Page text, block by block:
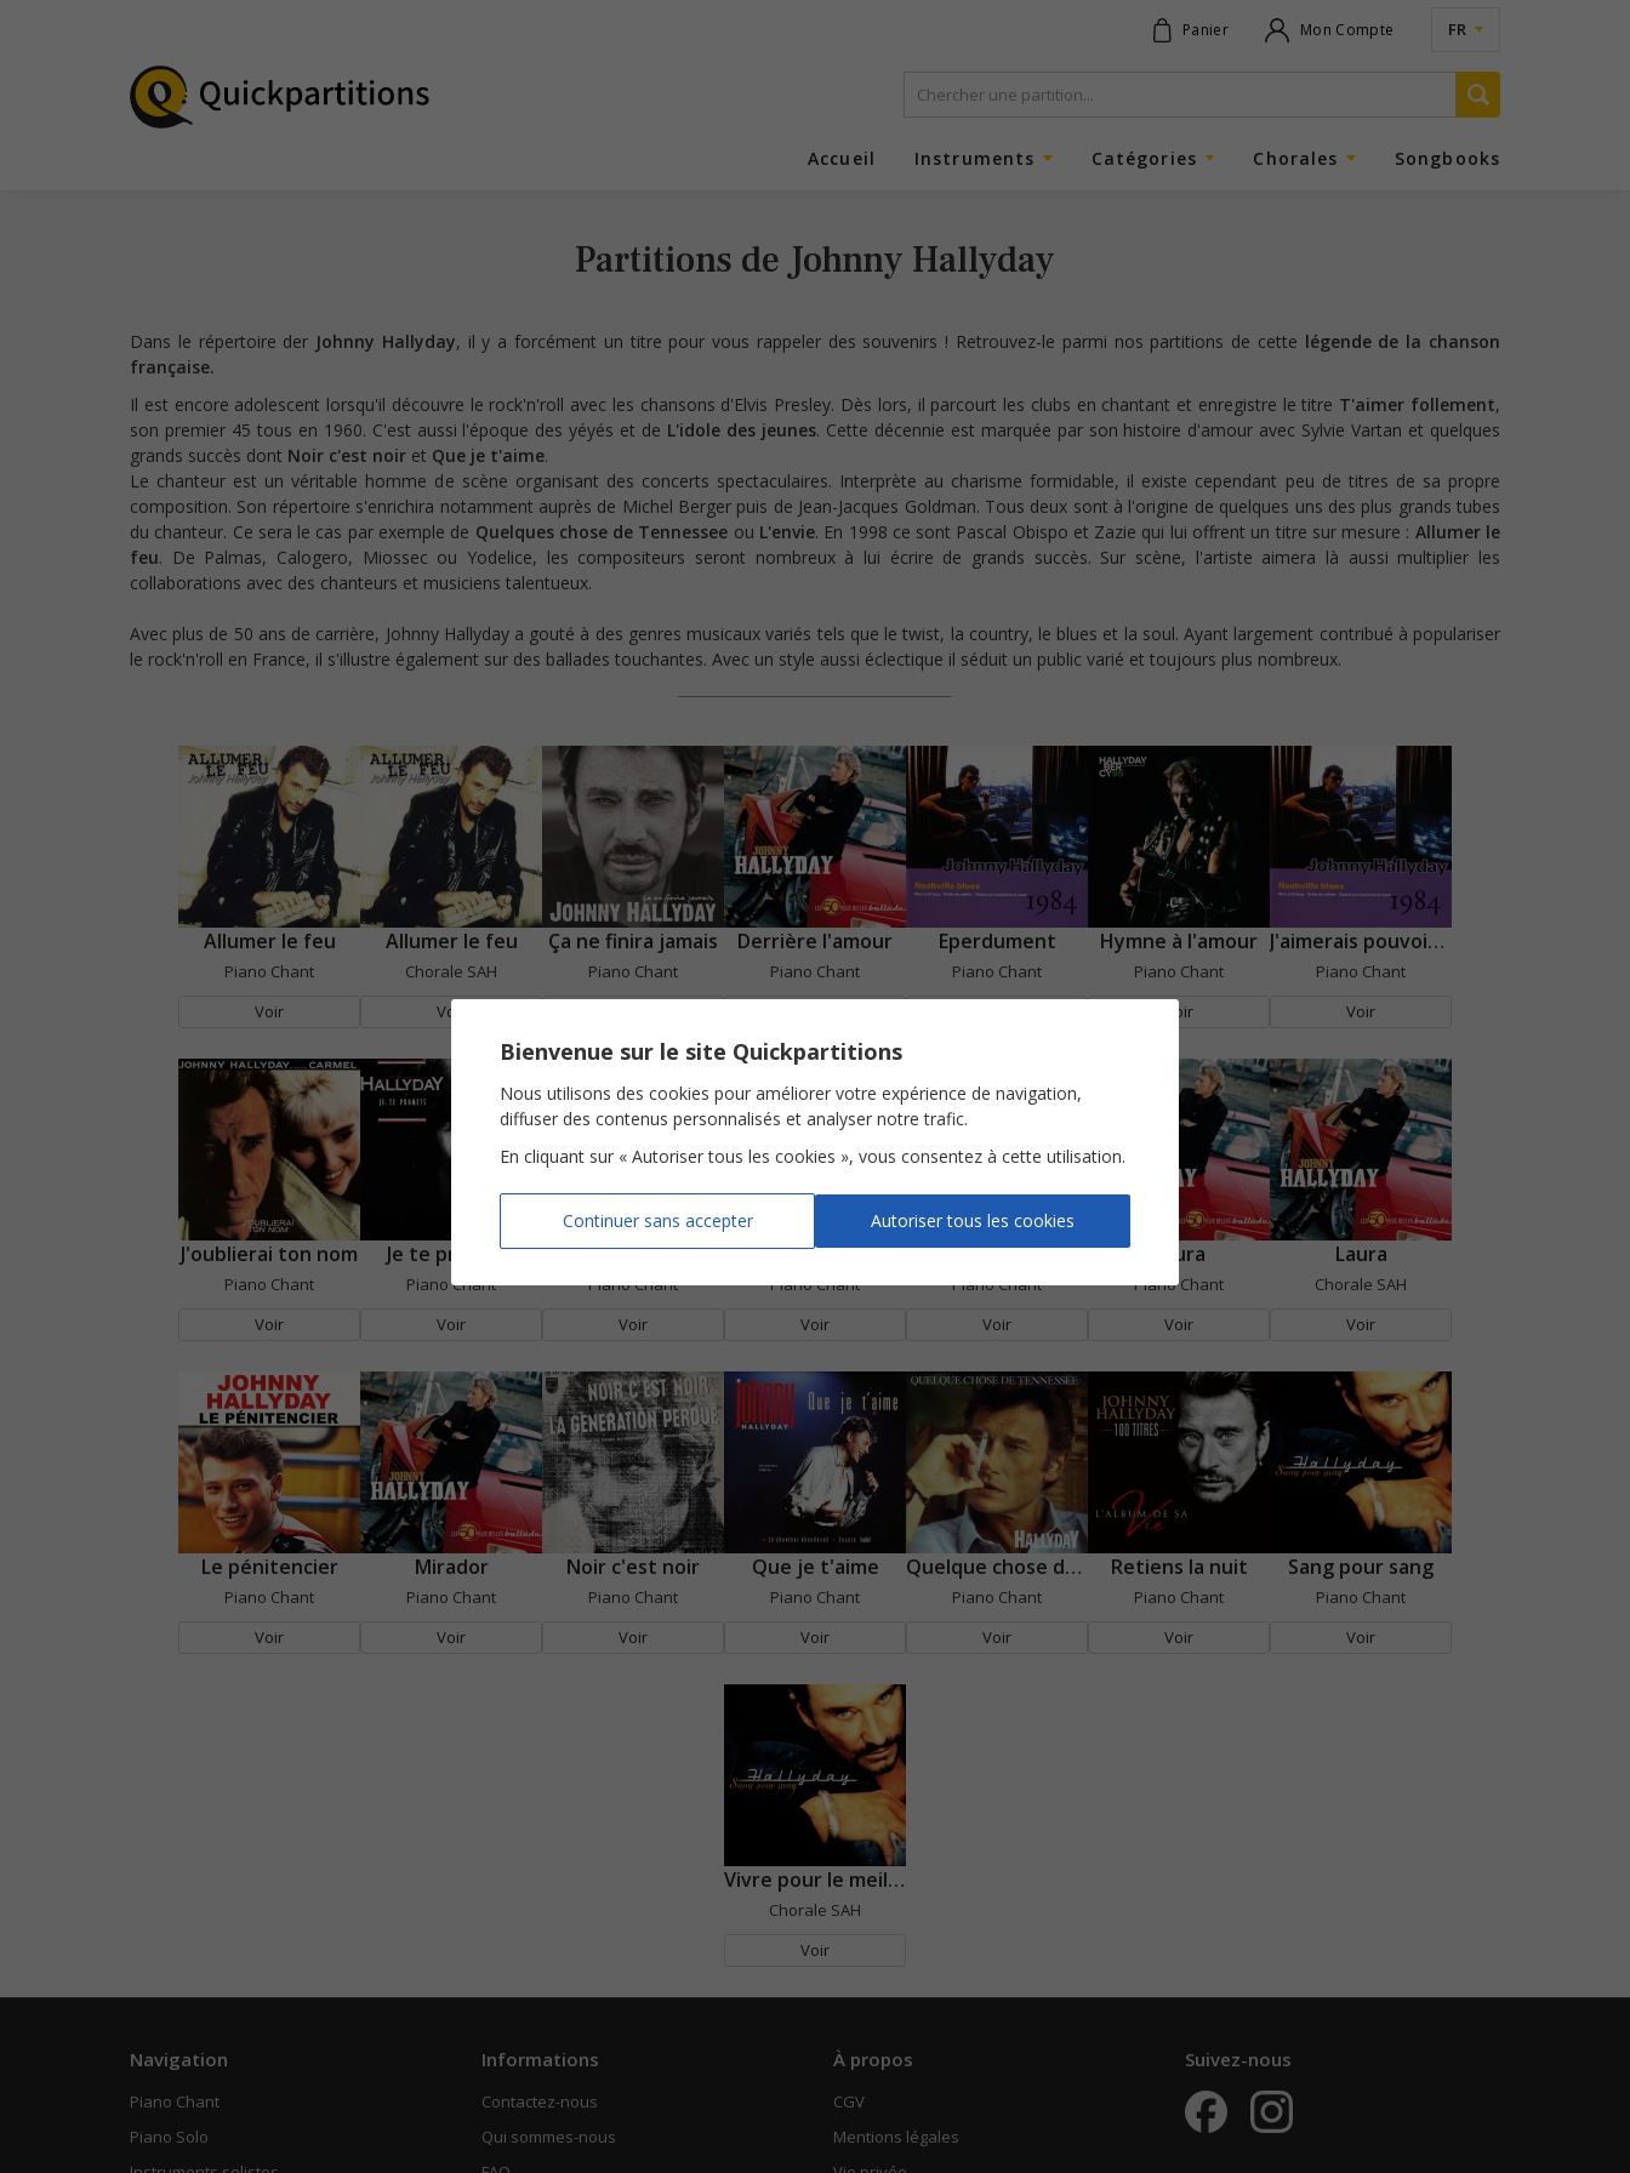
Panier Mon Compte FR
Accueil Instruments Catégories Chorales Songbooks
Partitions de Johnny Hallyday
Dans le répertoire der Johnny Hallyday, il y a forcément un titre pour vous rappeler des souvenirs ! Retrouvez-le parmi nos partitions de cette légende de la chanson
française.
Il est encore adolescent lorsqu'il découvre le rock'n'roll avec les chansons d'Elvis Presley. Dès lors, il parcourt les clubs en chantant et enregistre le titre T'aimer follement,
son premier 45 tous en 1960. C'est aussi l'époque des yéyés et de L'idole des jeunes. Cette décennie est marquée par son histoire d'amour avec Sylvie Vartan et quelques
grands succès dont Noir c'est noir et Que je t'aime.
Le chanteur est un véritable homme de scène organisant des concerts spectaculaires. Interprète au charisme formidable, il existe cependant peu de titres de sa propre
composition. Son répertoire s'enrichira notamment auprès de Michel Berger puis de Jean-Jacques Goldman. Tous deux sont à l'origine de quelques uns des plus grands tubes
du chanteur. Ce sera le cas par exemple de Quelques chose de Tennessee ou L'envie. En 1998 ce sont Pascal Obispo et Zazie qui lui offrent un titre sur mesure : Allumer le
feu. De Palmas, Calogero, Miossec ou Yodelice, les compositeurs seront nombreux à lui écrire de grands succès. Sur scène, l'artiste aimera là aussi multiplier les
collaborations avec des chanteurs et musiciens talentueux.
Avec plus de 50 ans de carrière, Johnny Hallyday a gouté à des genres musicaux variés tels que le twist, la country, le blues et la soul. Ayant largement contribué à populariser
le rock'n'roll en France, il s'illustre également sur des ballades touchantes. Avec un style aussi éclectique il séduit un public varié et toujours plus nombreux.
Allumer le feu
Piano Chant
Voir
Allumer le feu
Chorale SAH
Voir
Ça ne finira jamais
Piano Chant
Derrière l'amour
Piano Chant
Eperdument
Piano Chant
Hymne à l'amour
Piano Chant
Voir
J'aimerais pouvoir encore souffrir comme ça
Piano Chant
Voir
J'oublierai ton nom
Piano Chant
Voir
Je te promets
Piano Chant
Voir
L'envie
Piano Chant
Voir
L'idole des jeunes
Piano Chant
Voir
La musique que j'aime
Piano Chant
Voir
Laura
Piano Chant
Voir
Laura
Chorale SAH
Voir
Le pénitencier
Piano Chant
Voir
Mirador
Piano Chant
Voir
Noir c'est noir
Piano Chant
Voir
Que je t'aime
Piano Chant
Voir
Quelque chose de Tennessee
Piano Chant
Voir
Retiens la nuit
Piano Chant
Voir
Sang pour sang
Piano Chant
Voir
Vivre pour le meilleur
Chorale SAH
Voir
Navigation
Piano Chant
Piano Solo
Informations
Contactez-nous
Qui sommes-nous
À propos
CGV
Mentions légales
Suivez-nous
Bienvenue sur le site Quickpartitions
Nous utilisons des cookies pour améliorer votre expérience de navigation,
diffuser des contenus personnalisés et analyser notre trafic.
En cliquant sur « Autoriser tous les cookies », vous consentez à cette utilisation.
Continuer sans accepter Autoriser tous les cookies